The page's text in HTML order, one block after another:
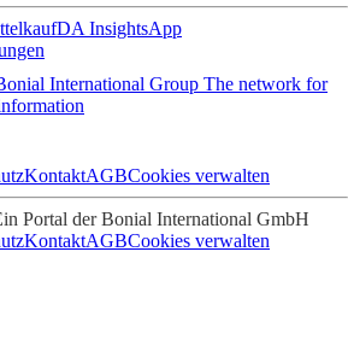
kaufDA InsightsApp
International Group The network for
KontaktAGBCookies verwalten
Portal der Bonial International GmbH
KontaktAGBCookies verwalten